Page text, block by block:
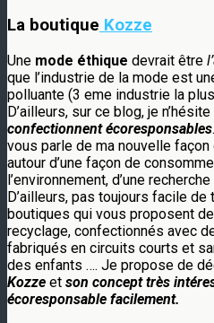
La boutique Kozze
Une mode éthique devrait être
que l’industrie de la mode est
polluante (3 eme industrie la
D’ailleurs, sur ce blog, je
confectionnent écoresponsables
vous parle de ma nouvelle
autour d’une façon de
l’environnement, d’une
D’ailleurs, pas toujours facile
boutiques qui vous proposent
recyclage, confectionnés avec
fabriqués en circuits courts et
des enfants …. Je propose de
Kozze et son concept très
écoresponsable facilement.